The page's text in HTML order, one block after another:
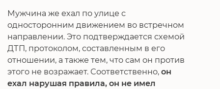
Мужчина же ехал по улице с
односторонним движением во встречном
направлении. Это подтверждается схемой
ДТП, протоколом, составленным в его
отношении, а также тем, что сам он против
этого не возражает. Соответственно, он
ехал нарушая правила, он не имел